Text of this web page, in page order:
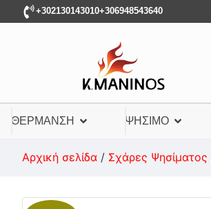
+302130143010+306948543640
ΘΈΡΜΑΝΣΗ ΨΉΣΙΜΟ
Αρχική σελίδα / Σχάρες Ψησίματος